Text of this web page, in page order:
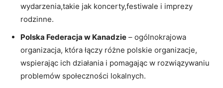
wydarzenia,takie jak koncerty,festiwale i imprezy
rodzinne.
Polska Federacja w Kanadzie – ogólnokrajowa
organizacja, która łączy różne polskie organizacje,
wspierając ich działania i pomagając w rozwiązywaniu
problemów społeczności lokalnych.